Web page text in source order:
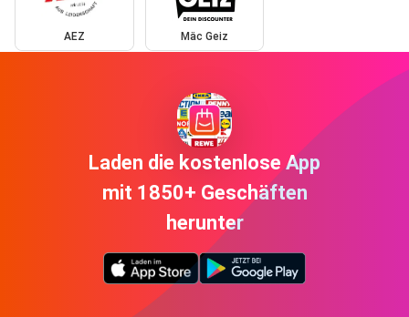
AEZ Mäc Geiz
Laden die kostenlose App
mit 1850+ Geschäften
herunter